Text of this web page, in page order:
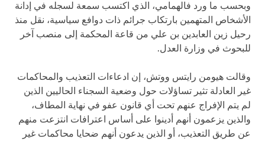
وبحسب ما ورد فالهمامي، الذي اكتسب سمعة لسجله في إدانة
الأشخاص المتهمين بارتكاب جرائم ذات دوافع سياسية، نقل منذ
رحيل زين العابدين بن علي من قاعة المحكمة إلى منصب آخر
للبحوث في وزارة العدل.
وقالت هيومن رايتس ووتش، إن ادعاءات التعذيب والمحاكمات
غير العادلة تثير تساؤلات حول وضعية السجناء الحاليين الذين
لم يتم الإفراج عنهم تحت أي قانون عفو في نهاية المطاف،
والذين يزعمون أنهم أدينوا على أساس اعترافات انتزعت منهم
عن طريق التعذيب، أو الذين يدعون أنهم ضحايا محاكمات غير